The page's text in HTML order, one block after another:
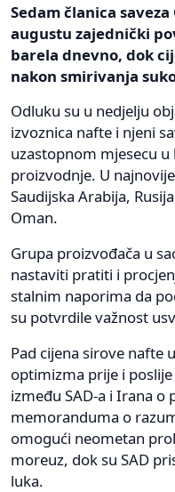
Sedam članica
augustu zajednički
barela dnevno, dok
nakon smirivanja
Odluku su u nedjelju
izvoznica nafte i njeni
uzastopnom mjesecu
proizvodnje. U
Saudijska Arabija,
Oman.
Grupa proizvođača u
nastaviti pratiti i
stalnim naporima da
su potvrdile važnost
Pad cijena sirove nafte
optimizma prije i
između SAD-a i Irana o
memoranduma o
omogući neometan
moreuz, dok su SAD
luka.